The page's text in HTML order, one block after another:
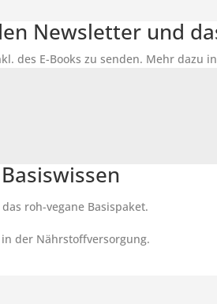
Newsletter und
des E-Books zu senden. Mehr dazu
roh-vegane Basispaket.
der Nährstoffversorgung.